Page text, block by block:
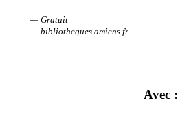
— Gratuit
— bibliotheques.amiens.fr
Avec :